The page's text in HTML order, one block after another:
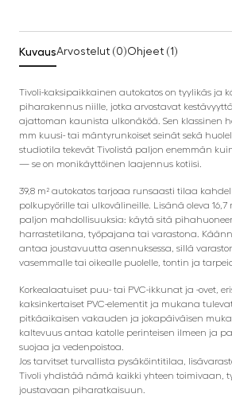
KuvausArvostelut (0)Ohjeet (1)
Tivoli-kaksipaikkainen autokatos on tyylikäs ja
piharakennus niille, jotka arvostavat
ajattoman kaunista ulkonäköä. Sen klassinen
mm kuusi- tai mäntyrunkoiset seinät sekä
studiotila tekevät Tivolistä paljon enemmän
— se on monikäyttöinen laajennus kotiisi.
39,8 m² autokatos tarjoaa runsaasti tilaa
polkupyörille tai ulkovälineille. Lisänä oleva 16,7
paljon mahdollisuuksia: käytä sitä
harrastetilana, työpajana tai varastona.
antaa joustavuutta asennuksessa, sillä
vasemmalle tai oikealle puolelle, tontin ja
Korkealaatuiset puu- tai PVC-ikkunat ja -ovet,
kaksinkertaiset PVC-elementit ja mukana
pitkäaikaisen vakauden ja jokapäiväisen
kaltevuus antaa katolle perinteisen ilmeen ja
suojaa ja vedenpoistoa.
Jos tarvitset turvallista pysäköintitilaa,
Tivoli yhdistää nämä kaikki yhteen toimivaan,
joustavaan piharatkaisuun.